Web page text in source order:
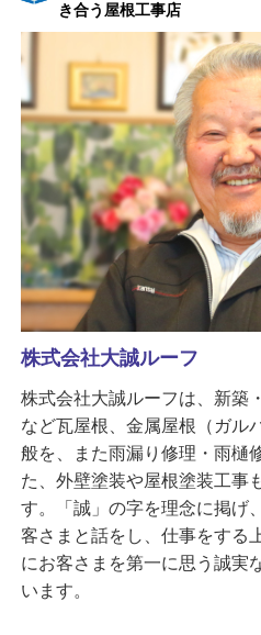
き合う屋根工事店
株式会社大誠ルーフ
株式会社大誠ルーフは、新築
など瓦屋根、金属屋根（ガル
般を、また雨漏り修理・雨樋
た、外壁塗装や屋根塗装工事
す。「誠」の字を理念に掲げ
客さまと話をし、仕事をする
にお客さまを第一に思う誠実
います。